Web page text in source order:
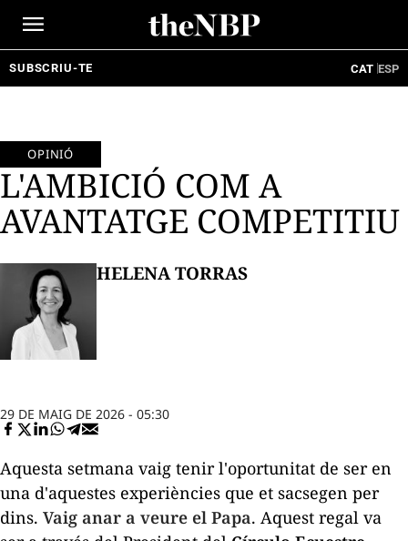
SUBSCRIU-TE CAT ESP
OPINIÓ
L'AMBICIÓ COM A
AVANTATGE COMPETITIU
HELENA TORRAS
29 DE MAIG DE 2026 - 05:30
Aquesta setmana vaig tenir l'oportunitat de ser en
una d'aquestes experiències que et sacsegen per
dins. Vaig anar a veure el Papa. Aquest regal va